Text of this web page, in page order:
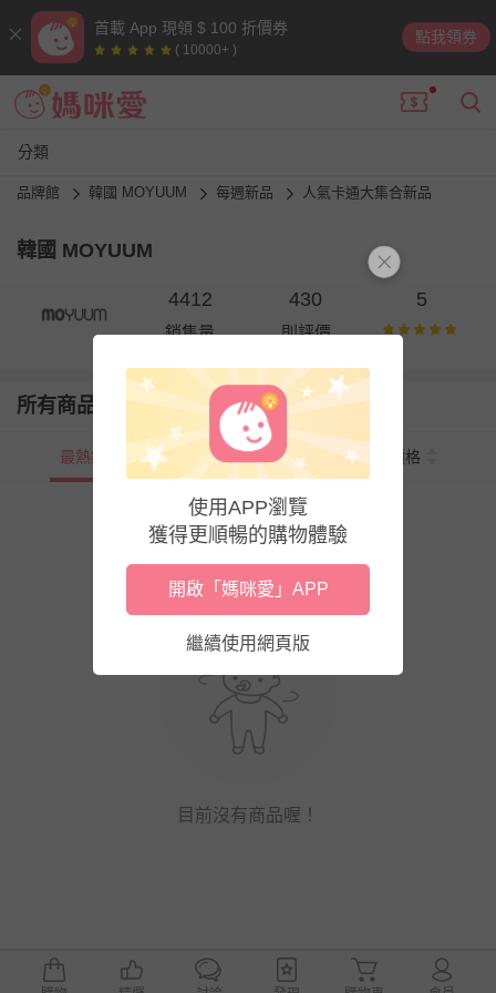
首載 App 現領 $ 100 折價券
( 10000+ )
點我領券
分類
品牌館 韓國 MOYUUM 每週新品 人氣卡通大集合新品
韓國 MOYUUM
4412
銷售量
430
則評價
5
所有商品
最熱銷 新上市 價格
目前沒有商品喔！
使用APP瀏覽
獲得更順暢的購物體驗
開啟「媽咪愛」APP
繼續使用網頁版